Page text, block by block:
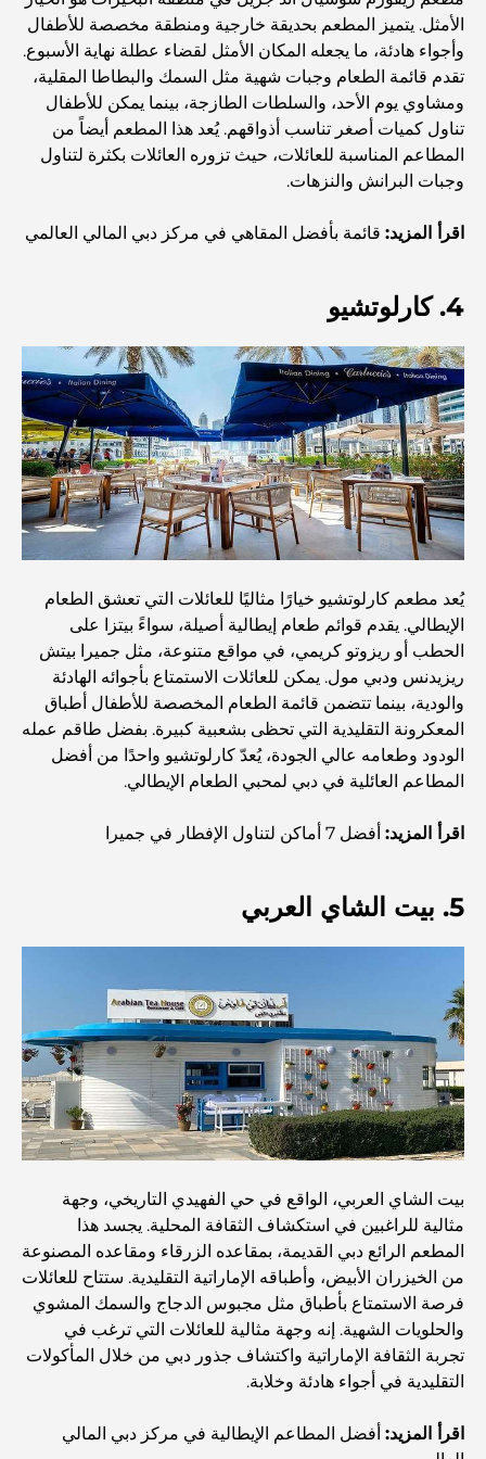
استكشاف مطاعم جميرا جولف إستيتس: دليل الطهي
Dubai Horse Racing: Where Tradition Meets
Global Competition
المقاهي في نخلة جميرا: دليل لأفضل أماكن القهوة وأسلوب
كيفية الحصول على قرض عقاري في دبي: الدليل الشامل
مخطط تلال الغاف الرئيسي: معيار جديد للحياة المتكاملة في
دبي
منازل متوافقة مع مبادئ فاستو: دليل عملي لتحقيق التوازن
والانسجام
الخارجية
أفضل شركات نقل الأثاث في دبي: دليل شامل
نخلة جبل علي مقابل نخلة جميرا: مقارنة واضحة لمشتري
العقارات الأذكياء
استكشاف المواقع التاريخية في دبي: رحلة عبر الزمن
أفضل المدارس في دبي مارينا: دليل مناسب للعائلات
مطاعم في دبي هيلز: أفضل أماكن تناول الطعام في مركز متنامٍ
أفضل ملاعب الجولف للبطولات في دبي
المجتمعات السكنية المطلة على الواجهة البحرية في دبي: حياة
فاخرة على شاطئ البحر
أفضل البنوك في دبي للمقيمين الأجانب: دليل مصرفي شامل
أفضل مطاعم شرائح اللحم في دبي: دليل لعشاق اللحوم
الأمثل. يتميز المطعم بحديقة خارجية ومنطقة مخصصة للأطفال
وأجواء هادئة، ما يجعله المكان الأمثل لقضاء عطلة نهاية الأسبوع.
تقدم قائمة الطعام وجبات شهية مثل السمك والبطاطا المقلية،
ومشاوي يوم الأحد، والسلطات الطازجة، بينما يمكن للأطفال
تناول كميات أصغر تناسب أذواقهم. يُعد هذا المطعم أيضاً من
المطاعم المناسبة للعائلات، حيث تزوره العائلات بكثرة لتناول
وجبات البرانش والنزهات.
اقرأ المزيد: قائمة بأفضل المقاهي في مركز دبي المالي العالمي
4. كارلوتشيو
يُعد مطعم كارلوتشيو خيارًا مثاليًا للعائلات التي تعشق الطعام
الإيطالي. يقدم قوائم طعام إيطالية أصيلة، سواءً بيتزا على
الحطب أو ريزوتو كريمي، في مواقع متنوعة، مثل جميرا بيتش
ريزيدنس ودبي مول. يمكن للعائلات الاستمتاع بأجوائه الهادئة
والودية، بينما تتضمن قائمة الطعام المخصصة للأطفال أطباق
المعكرونة التقليدية التي تحظى بشعبية كبيرة. بفضل طاقم عمله
الودود وطعامه عالي الجودة، يُعدّ كارلوتشيو واحدًا من أفضل
المطاعم العائلية في دبي لمحبي الطعام الإيطالي.
اقرأ المزيد: أفضل 7 أماكن لتناول الإفطار في جميرا
5. بيت الشاي العربي
بيت الشاي العربي، الواقع في حي الفهيدي التاريخي، وجهة
مثالية للراغبين في استكشاف الثقافة المحلية. يجسد هذا
المطعم الرائع دبي القديمة، بمقاعده الزرقاء ومقاعده المصنوعة
من الخيزران الأبيض، وأطباقه الإماراتية التقليدية. ستتاح للعائلات
فرصة الاستمتاع بأطباق مثل مجبوس الدجاج والسمك المشوي
والحلويات الشهية. إنه وجهة مثالية للعائلات التي ترغب في
تجربة الثقافة الإماراتية واكتشاف جذور دبي من خلال المأكولات
التقليدية في أجواء هادئة وخلابة.
اقرأ المزيد: أفضل المطاعم الإيطالية في مركز دبي المالي